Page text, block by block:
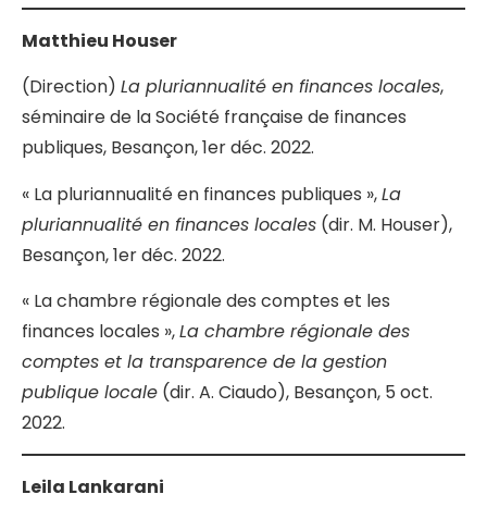
Matthieu Houser
(Direction) La pluriannualité en finances locales,
séminaire de la Société française de finances
publiques, Besançon, 1er déc. 2022.
« La pluriannualité en finances publiques »,La
pluriannualité en finances locales (dir. M. Houser),
Besançon, 1er déc. 2022.
« La chambre régionale des comptes et les
finances locales »,La chambre régionale des
comptes et la transparence de la gestion
publique locale (dir. A. Ciaudo), Besançon, 5 oct.
2022.
Leila Lankarani